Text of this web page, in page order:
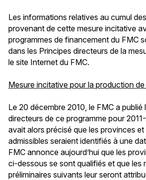
Les informations relatives au cumul
provenant de cette mesure incitative
programmes de financement du FMC
dans les Principes directeurs de la
le site Internet du FMC.
Mesure incitative pour la production
Le 20 décembre 2010, le FMC a publié
directeurs de ce programme pour
avait alors précisé que les provinces et
admissibles seraient identifiés à une
FMC annonce aujourd’hui que les
ci-dessous se sont qualifiés et que les
préliminaires suivants leur seront